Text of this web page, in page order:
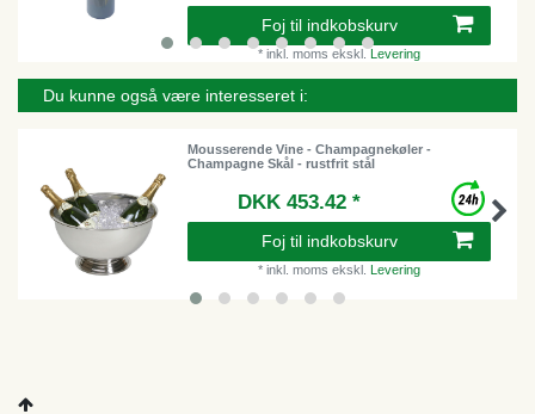
Foj til indkobskurv
* inkl. moms ekskl.Levering
Du kunne også være interesseret i:
Mousserende Vine - Champagnekøler -
Champagne Skål - rustfrit stål
DKK 453.42 *
Foj til indkobskurv
* inkl. moms ekskl. Levering